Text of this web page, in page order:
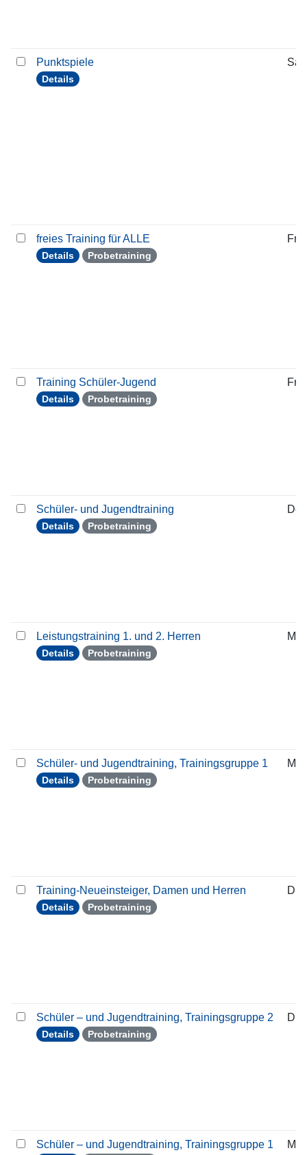
Punktspiele
Details
freies Training für ALLE
Details Probetraining
Training Schüler-Jugend
Details Probetraining
Schüler- und Jugendtraining
Details Probetraining
Leistungstraining 1. und 2. Herren
Details Probetraining
Schüler- und Jugendtraining, Trainingsgruppe 1
Details Probetraining
Training-Neueinsteiger, Damen und Herren
Details Probetraining
Schüler – und Jugendtraining, Trainingsgruppe 2
Details Probetraining
Schüler – und Jugendtraining, Trainingsgruppe 1